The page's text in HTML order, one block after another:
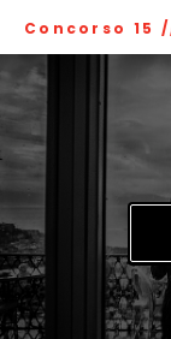
Concorso 15